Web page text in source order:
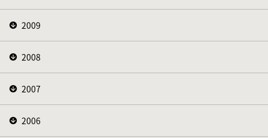
2009
2008
2007
2006